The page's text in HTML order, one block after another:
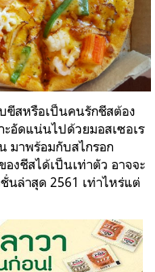
สหรือเป็นคนรักชีสต้อง
อัดแน่นไปด้วยมอสเซอเร
มาพร้อมกับสไกรอก
งชีสได้เป็นเท่าตัว อาจจะ
นล่าสุด 2561 เท่าไหร่แต่